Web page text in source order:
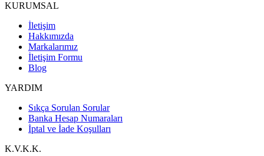
KURUMSAL
İletişim
Hakkımızda
Markalarımız
İletişim Formu
Blog
YARDIM
Sıkça Sorulan Sorular
Banka Hesap Numaraları
İptal ve İade Koşulları
K.V.K.K.